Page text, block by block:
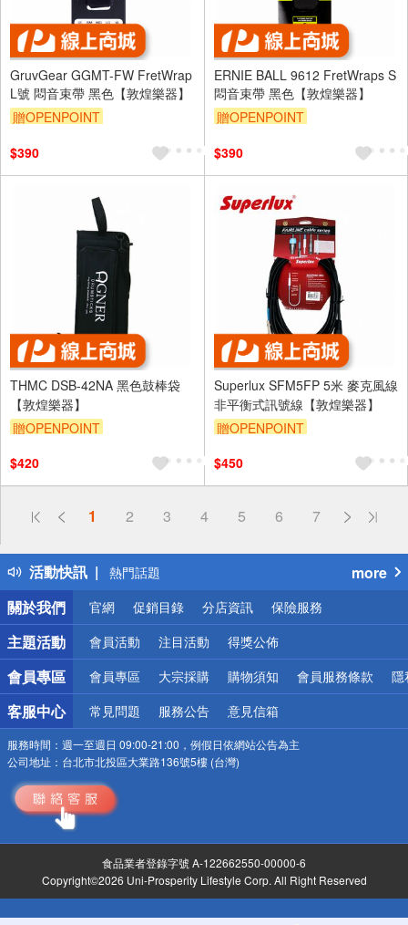
GruvGear GGMT-FW FretWrap
L號 悶音束帶 黑色【敦煌樂器】
贈OPENPOINT
$390
ERNIE BALL 9612 FretWraps S
悶音束帶 黑色【敦煌樂器】
贈OPENPOINT
$390
THMC DSB-42NA 黑色鼓棒袋
【敦煌樂器】
贈OPENPOINT
$420
Superlux SFM5FP 5米 麥克風線
非平衡式訊號線【敦煌樂器】
贈OPENPOINT
$450
1 2 3 4 5 6 7
活動快訊
偏遠地區配送
得獎公告
熱門話題
銀行優惠
偏遠地區配送
詐騙網頁！請小心！
more
關於我們
官網 促銷目錄 分店資訊 保險服務
主題活動 會員活動 注目活動 得獎公佈
會員專區 會員專區 大宗採購 購物須知 會員服務條款 隱
客服中心 常見問題 服務公告 意見信箱
服務時間： 週一至週日 09:00-21:00，例假日依網站公告為主
公司地址： 台北市北投區大業路136號5樓 (台灣)
食品業者登錄字號 A-122662550-00000-6
Copyright©2026 Uni-Prosperity Lifestyle Corp. All Right Reserved